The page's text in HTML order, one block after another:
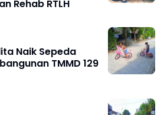
Rehab RTLH
Naik Sepeda
TMMD 129